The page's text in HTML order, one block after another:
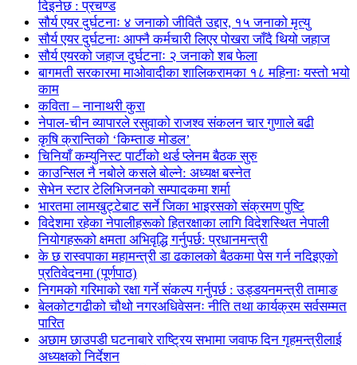
दिइनेछ : प्रचण्ड
सौर्य एयर दुर्घटनाः ४ जनाको जीवितै उद्दार, १५ जनाको मृत्यु
सौर्य एयर दुर्घटनाः आफ्नै कर्मचारी लिएर पोखरा जाँदै थियो जहाज
सौर्य एयरको जहाज दुर्घटनाः २ जनाको शब फेला
बागमती सरकारमा माओवादीका शालिकरामका १८ महिनाः यस्तो भयो
काम
कविता – नानाथरी कुरा
नेपाल-चीन व्यापारले रसुवाको राजश्व संकलन चार गुणाले बढी
कृषि क्रान्तिको ‘किम्ताङ मोडल’
चिनियाँ कम्युनिस्ट पार्टीको थर्ड प्लेनम बैठक सुरु
काउन्सिल नै नबोले कसले बोल्ने: अध्यक्ष बस्नेत
सेभेन स्टार टेलिभिजनको सम्पादकमा शर्मा
भारतमा लामखुट्टेबाट सर्ने जिका भाइरसको संक्रमण पुष्टि
विदेशमा रहेका नेपालीहरूको हितरक्षाका लागि विदेशस्थित नेपाली
नियोगहरूको क्षमता अभिवृद्धि गर्नुपर्छ: प्रधानमन्त्री
के छ रास्वपाका महामन्त्री डा ढकालको बैठकमा पेस गर्न नदिइएको
प्रतिवेदनमा (पूर्णपाठ)
निगमको गरिमाको रक्षा गर्ने संकल्प गर्नुपर्छ : उड्डयनमन्त्री तामाङ
बेलकोटगढीको चौथो नगरअधिवेसनः नीति तथा कार्यक्रम सर्वसम्मत
पारित
अछाम छाउपडी घटनाबारे राष्ट्रिय सभामा जवाफ दिन गृहमन्त्रीलाई
अध्यक्षको निर्देशन